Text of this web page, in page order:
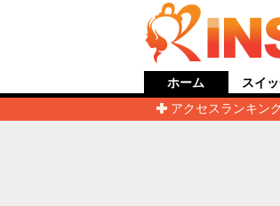
ホーム
アクセスランキン
スイ